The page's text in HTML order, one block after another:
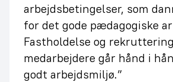
arbejdsbetingelser, som
for det gode pædagogiske
Fastholdelse og
medarbejdere går hånd i
godt arbejdsmiljø.”